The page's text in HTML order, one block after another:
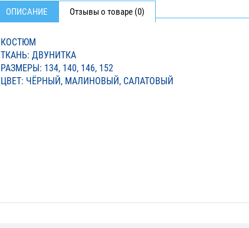
ОПИСАНИЕ Отзывы о товаре (0)
КОСТЮМ
ТКАНЬ: ДВУНИТКА
РАЗМЕРЫ: 134, 140, 146, 152
ЦВЕТ: ЧЁРНЫЙ, МАЛИНОВЫЙ, САЛАТОВЫЙ